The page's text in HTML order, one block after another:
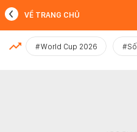
MỚI NHẤT
VỀ TRANG CHỦ
#World Cup 2026